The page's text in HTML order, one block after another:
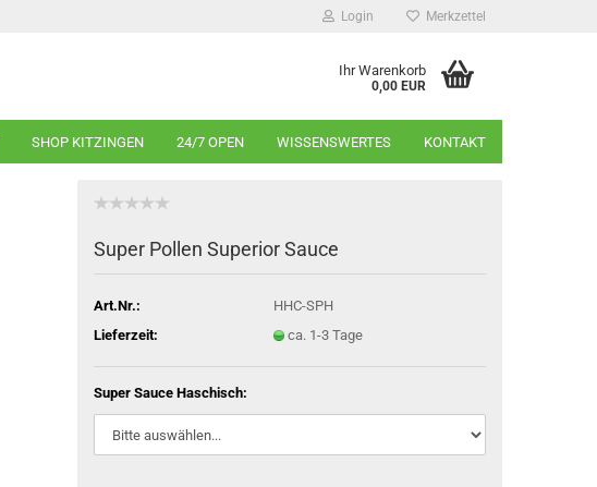
Login Merkzettel
Ihr Warenkorb
0,00 EUR
SHOP KITZINGEN 24/7 OPEN WISSENSWERTES KONTAKT
Super Pollen Superior Sauce
Art.Nr.:
HHC-SPH
Lieferzeit:
ca. 1-3 Tage
Super Sauce Haschisch: